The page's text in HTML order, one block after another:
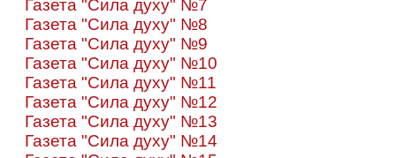
Газета "Сила духу" №7
Газета "Сила духу" №8
Газета "Сила духу" №9
Газета "Сила духу" №10
Газета "Сила духу" №11
Газета "Сила духу" №12
Газета "Сила духу" №13
Газета "Сила духу" №14